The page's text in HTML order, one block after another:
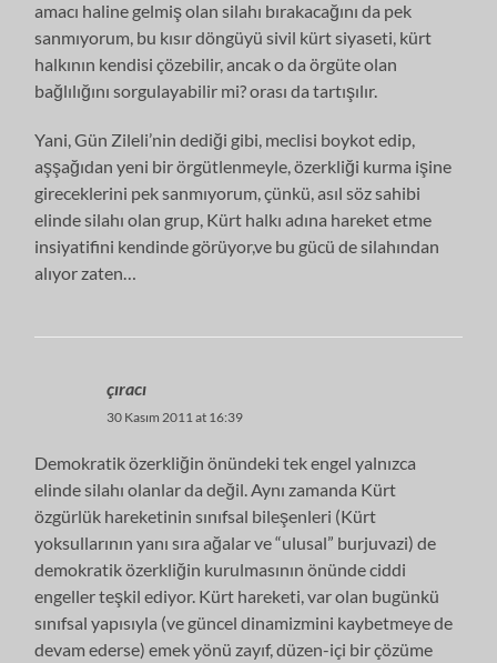
amacı haline gelmiş olan silahı bırakacağını da pek
sanmıyorum, bu kısır döngüyü sivil kürt siyaseti, kürt
halkının kendisi çözebilir, ancak o da örgüte olan
bağlılığını sorgulayabilir mi? orası da tartışılır.
Yani, Gün Zileli’nin dediği gibi, meclisi boykot edip,
aşşağıdan yeni bir örgütlenmeyle, özerkliği kurma işine
gireceklerini pek sanmıyorum, çünkü, asıl söz sahibi
elinde silahı olan grup, Kürt halkı adına hareket etme
insiyatifini kendinde görüyor,ve bu gücü de silahından
alıyor zaten…
çıracı
30 Kasım 2011 at 16:39
Demokratik özerkliğin önündeki tek engel yalnızca
elinde silahı olanlar da değil. Aynı zamanda Kürt
özgürlük hareketinin sınıfsal bileşenleri (Kürt
yoksullarının yanı sıra ağalar ve “ulusal” burjuvazi) de
demokratik özerkliğin kurulmasının önünde ciddi
engeller teşkil ediyor. Kürt hareketi, var olan bugünkü
sınıfsal yapısıyla (ve güncel dinamizmini kaybetmeye de
devam ederse) emek yönü zayıf, düzen-içi bir çözüme